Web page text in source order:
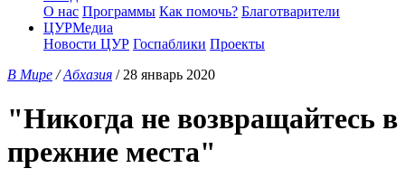
О нас Программы Как помочь? Благотварители
ЦУРМедиа
Новости ЦУР Госпаблики Проекты
В Мире /Абхазия / 28 январь 2020
"Никогда не возвращайтесь в
прежние места"